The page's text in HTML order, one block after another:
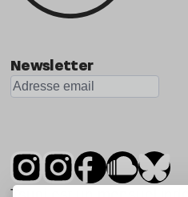
Newsletter